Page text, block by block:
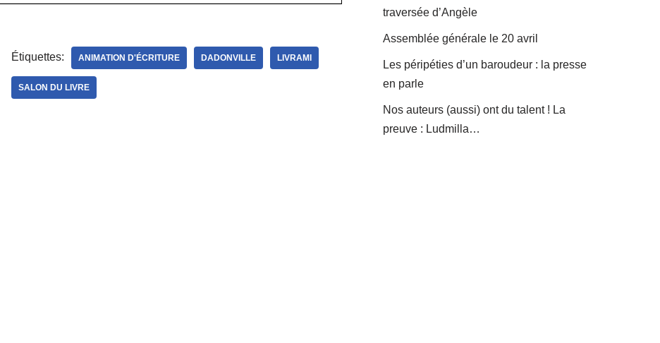
Étiquettes: ANIMATION D'ÉCRITURE DADONVILLE LIVRAMI
SALON DU LIVRE
traversée d’Angèle
Assemblée générale le 20 avril
Les péripéties d’un baroudeur : la presse
en parle
Nos auteurs (aussi) ont du talent ! La
preuve : Ludmilla…